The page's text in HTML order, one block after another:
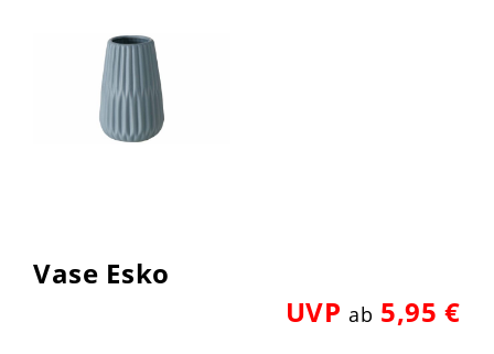
Vase Esko
UVPab 5,95 €